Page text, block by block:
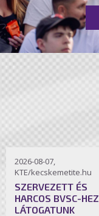
2026-08-07,
KTE/kecskemetite.hu
SZERVEZETT ÉS
HARCOS BVSC-HEZ
LÁTOGATUNK